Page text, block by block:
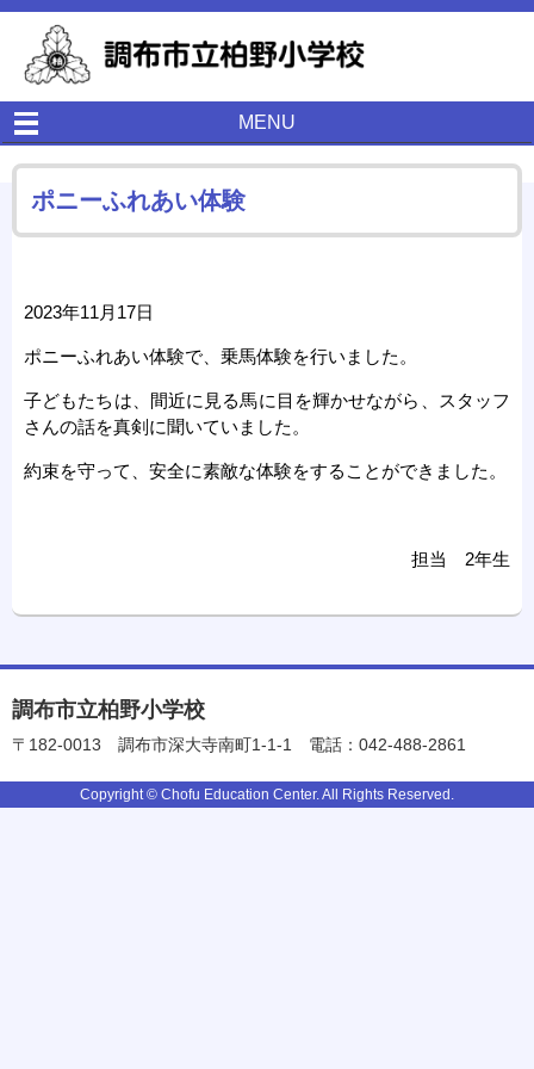
MENU
ポニーふれあい体験
2023年11月17日
ポニーふれあい体験で、乗馬体験を行いました。
子どもたちは、間近に見る馬に目を輝かせながら、スタッフ
さんの話を真剣に聞いていました。
約束を守って、安全に素敵な体験をすることができました。
担当 2年生
調布市立柏野小学校
〒182-0013 調布市深大寺南町1-1-1 電話：042-488-2861
Copyright © Chofu Education Center. All Rights Reserved.